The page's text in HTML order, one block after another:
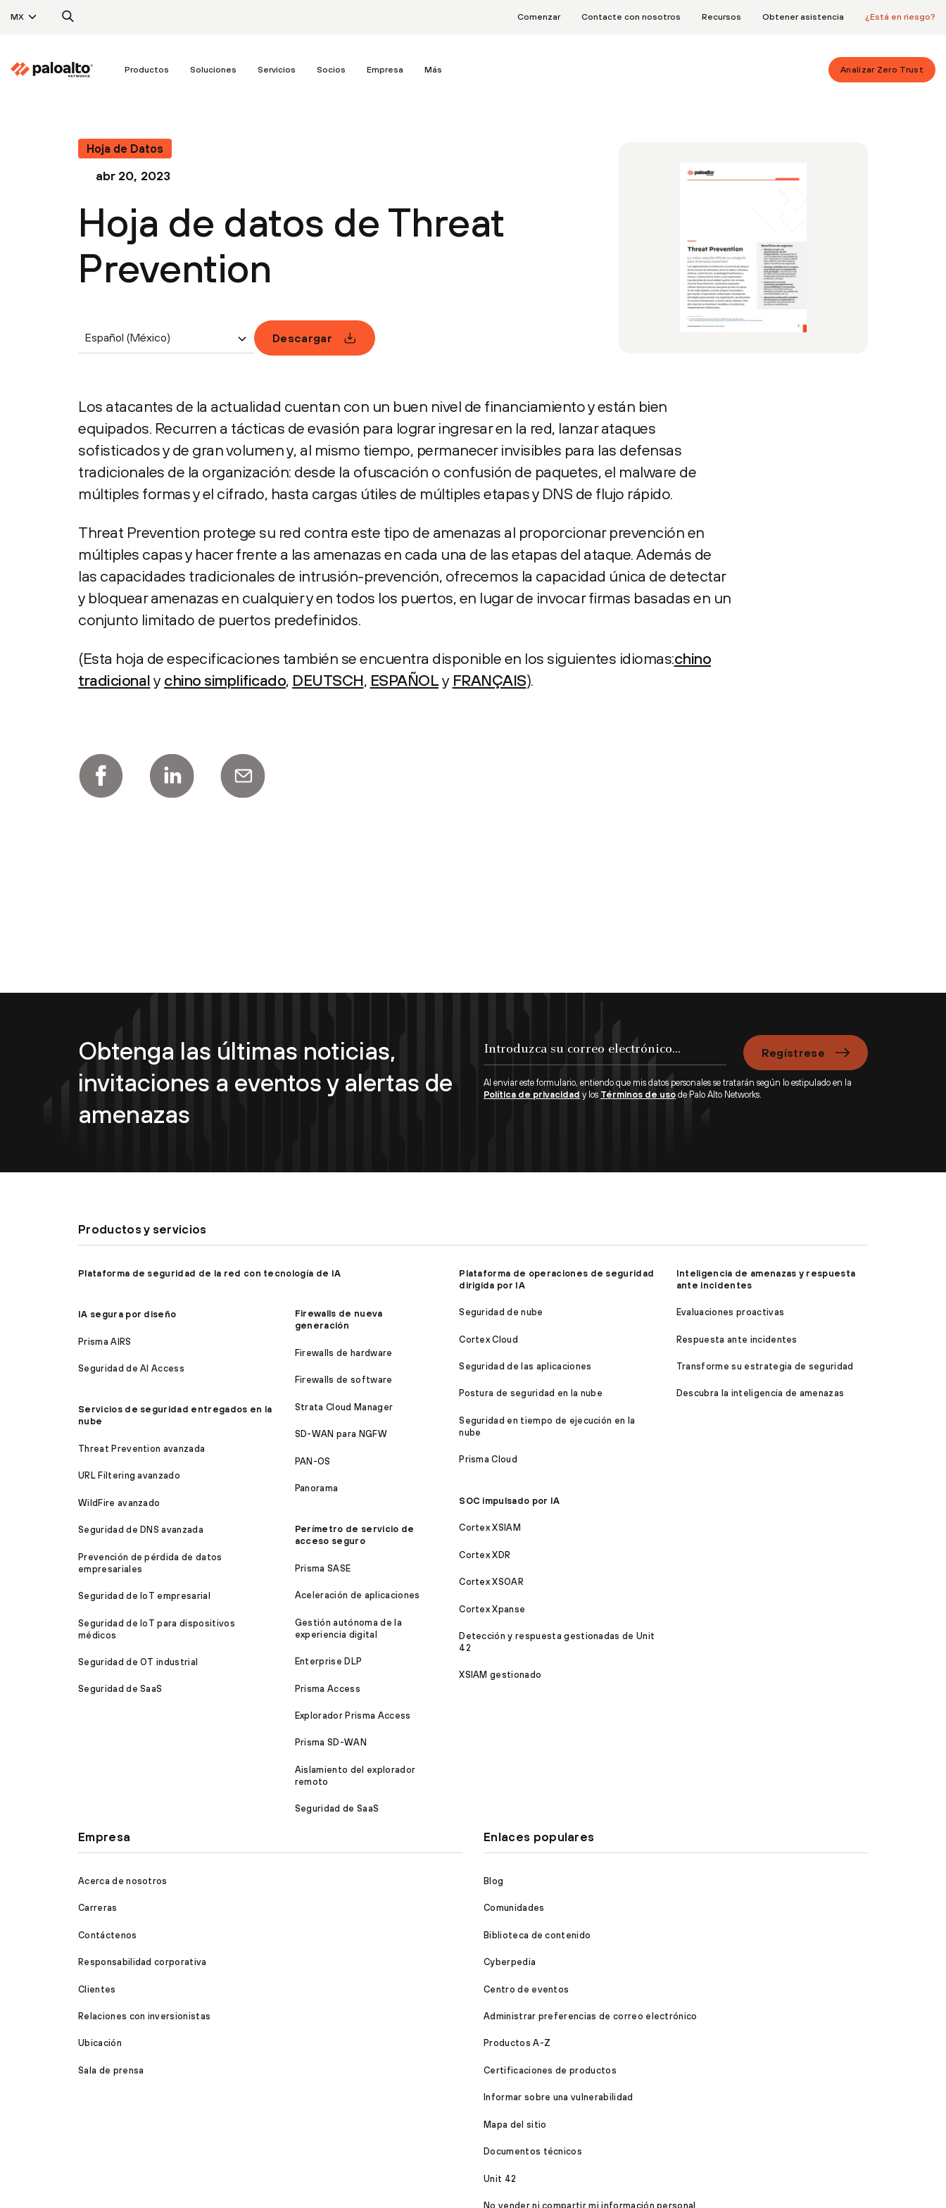
MX Comenzar Contacte con nosotros Recursos Obtener asistencia ¿Está en riesgo?
Productos Soluciones Servicios Socios Empresa Más Analizar Zero Trust
Hoja de Datos
abr 20, 2023
Hoja de datos de Threat
Prevention
Español (México) Descargar
Los atacantes de la actualidad cuentan con un buen nivel de financiamiento y están bien
equipados. Recurren a tácticas de evasión para lograr ingresar en la red, lanzar ataques
sofisticados y de gran volumen y, al mismo tiempo, permanecer invisibles para las defensas
tradicionales de la organización: desde la ofuscación o confusión de paquetes, el malware de
múltiples formas y el cifrado, hasta cargas útiles de múltiples etapas y DNS de flujo rápido.
Threat Prevention protege su red contra este tipo de amenazas al proporcionar prevención en
múltiples capas y hacer frente a las amenazas en cada una de las etapas del ataque. Además de
las capacidades tradicionales de intrusión-prevención, ofrecemos la capacidad única de detectar
y bloquear amenazas en cualquier y en todos los puertos, en lugar de invocar firmas basadas en un
conjunto limitado de puertos predefinidos.
(Esta hoja de especificaciones también se encuentra disponible en los siguientes idiomas:chino
tradicionaly chino simplificado, DEUTSCH, ESPAÑOLy FRANÇAIS).
Obtenga las últimas noticias,
invitaciones a eventos y alertas de
amenazas
Regístrese
Al enviar este formulario, entiendo que mis datos personales se tratarán según lo estipulado en la
Política de privacidad y los Términos de uso de Palo Alto Networks.
Productos y servicios
Plataforma de seguridad de la red con tecnología de IA
IA segura por diseño
Prisma AIRS
Seguridad de AI Access
Servicios de seguridad entregados en la
nube
Threat Prevention avanzada
URL Filtering avanzado
WildFire avanzado
Seguridad de DNS avanzada
Prevención de pérdida de datos
empresariales
Seguridad de IoT empresarial
Seguridad de IoT para dispositivos
médicos
Seguridad de OT industrial
Seguridad de SaaS
Firewalls de nueva
generación
Firewalls de hardware
Firewalls de software
Strata Cloud Manager
SD-WAN para NGFW
PAN-OS
Panorama
Perímetro de servicio de
acceso seguro
Prisma SASE
Aceleración de aplicaciones
Gestión autónoma de la
experiencia digital
Enterprise DLP
Prisma Access
Explorador Prisma Access
Prisma SD-WAN
Aislamiento del explorador
remoto
Seguridad de SaaS
Plataforma de operaciones de seguridad
dirigida por IA
Seguridad de nube
Cortex Cloud
Seguridad de las aplicaciones
Postura de seguridad en la nube
Seguridad en tiempo de ejecución en la
nube
Prisma Cloud
SOC impulsado por IA
Cortex XSIAM
Cortex XDR
Cortex XSOAR
Cortex Xpanse
Detección y respuesta gestionadas de Unit
42
XSIAM gestionado
Inteligencia de amenazas y respuesta
ante incidentes
Evaluaciones proactivas
Respuesta ante incidentes
Transforme su estrategia de seguridad
Descubra la inteligencia de amenazas
Empresa
Acerca de nosotros
Carreras
Contáctenos
Responsabilidad corporativa
Clientes
Relaciones con inversionistas
Ubicación
Sala de prensa
Enlaces populares
Blog
Comunidades
Biblioteca de contenido
Cyberpedia
Centro de eventos
Administrar preferencias de correo electrónico
Productos A-Z
Certificaciones de productos
Informar sobre una vulnerabilidad
Mapa del sitio
Documentos técnicos
Unit 42
No vender ni compartir mi información personal